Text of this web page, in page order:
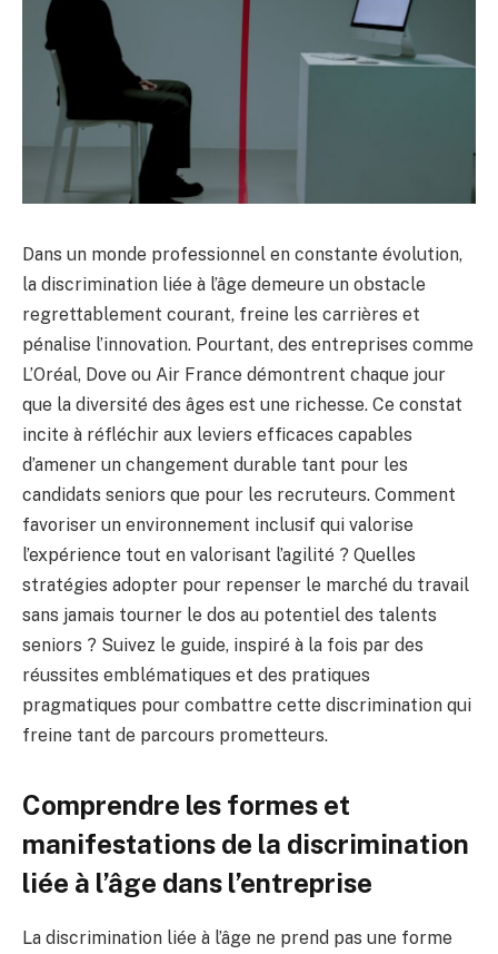
Dans un monde professionnel en constante évolution,
la discrimination liée à l’âge demeure un obstacle
regrettablement courant, freine les carrières et
pénalise l’innovation. Pourtant, des entreprises comme
L’Oréal, Dove ou Air France démontrent chaque jour
que la diversité des âges est une richesse. Ce constat
incite à réfléchir aux leviers efficaces capables
d’amener un changement durable tant pour les
candidats seniors que pour les recruteurs. Comment
favoriser un environnement inclusif qui valorise
l’expérience tout en valorisant l’agilité ? Quelles
stratégies adopter pour repenser le marché du travail
sans jamais tourner le dos au potentiel des talents
seniors ? Suivez le guide, inspiré à la fois par des
réussites emblématiques et des pratiques
pragmatiques pour combattre cette discrimination qui
freine tant de parcours prometteurs.
Comprendre les formes et
manifestations de la discrimination
liée à l’âge dans l’entreprise
La discrimination liée à l’âge ne prend pas une forme